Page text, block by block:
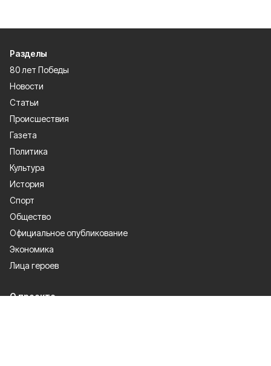
Разделы
80 лет Победы
Новости
Статьи
Происшествия
Газета
Политика
Культура
История
Спорт
Общество
Официальное опубликование
Экономика
Лица героев
О проекте